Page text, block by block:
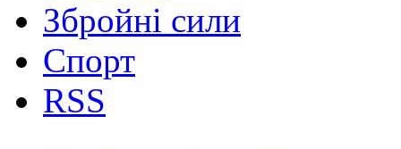
Збройні сили
Спорт
RSS